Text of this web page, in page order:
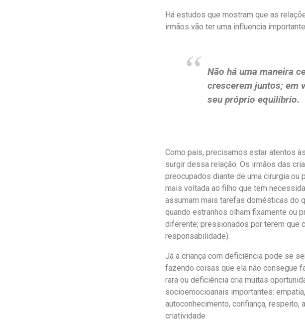
Há estudos que mostram que as
irmãos vão ter uma influencia
Não há uma maneira
crescerem juntos; em
seu próprio equilíbrio.
Como pais, precisamos estar atentos
surgir dessa relação. Os irmãos das
preocupados diante de uma cirurgia ou
mais voltada ao filho que tem
assumam mais tarefas domésticas do
quando estranhos olham fixamente ou
diferente; pressionados por terem que
responsabilidade).
Já a criança com deficiência pode se
fazendo coisas que ela não consegue
rara ou deficiência cria muitas
socioemocioanais importantes:
autoconhecimento, confiança,
criatividade.